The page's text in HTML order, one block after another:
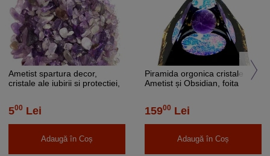
Ametist spartura decor,
cristale ale iubirii si protectiei,
500 Lei
Adaugă în Coș
Piramida orgonica cristale
Ametist și Obsidian, foita
15900 Lei
Adaugă în Coș